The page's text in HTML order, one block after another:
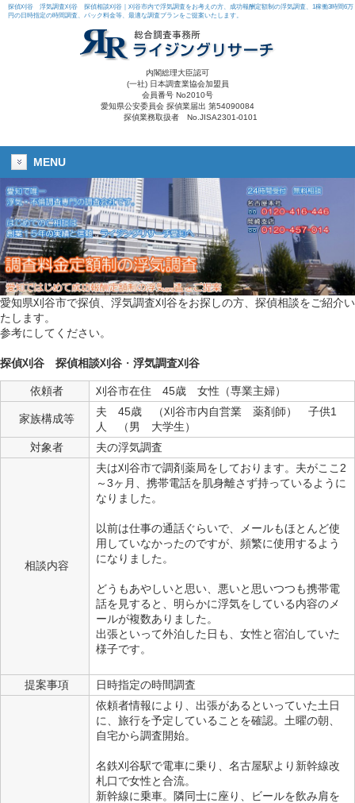
探偵刈谷 浮気調査刈谷 探偵相談刈谷｜刈谷市内で浮気調査をお考えの方、成功報酬定額制の浮気調査、1稼働3時間6万
円の日時指定の時間調査、パック料金等、最適な調査プランをご提案いたします。
内閣総理大臣認可
(一社) 日本調査業協会加盟員
会員番号 No2010号
愛知県公安委員会 探偵業届出 第54090084
探偵業務取扱者 No.JISA2301-0101
MENU
愛知県刈谷市で探偵、浮気調査刈谷をお探しの方、探偵相談をご紹介い
たします。
参考にしてください。
探偵刈谷 探偵相談刈谷 ・ 浮気調査刈谷
依頼者 刈谷市在住 45歳 女性（専業主婦）
家族構成等
夫 45歳 （刈谷市内自営業 薬剤師） 子供1
人 （男 大学生）
対象者
夫の浮気調査
相談内容
夫は刈谷市で調剤薬局をしております。夫がここ2
～3ヶ月、携帯電話を肌身離さず持っているように
なりました。
以前は仕事の通話ぐらいで、メールもほとんど使
用していなかったのですが、頻繁に使用するよう
になりました。
どうもあやしいと思い、悪いと思いつつも携帯電
話を見すると、明らかに浮気をしている内容のメ
ールが複数ありました。
出張といって外泊した日も、女性と宿泊していた
様子です。
提案事項 日時指定の時間調査
依頼者情報により、出張があるといっていた土日
に、旅行を予定していることを確認。土曜の朝、
自宅から調査開始。
名鉄刈谷駅で電車に乗り、名古屋駅より新幹線改
札口で女性と合流。
新幹線に乗車。隣同士に座り、ビールを飲み肩を